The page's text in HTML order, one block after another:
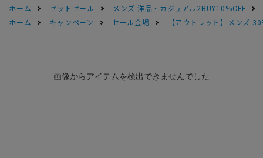
ホーム
セットセール
メンズ 洋品・カジュアル2BUY10%OFF
ホーム
キャンペーン セール会場 【アウトレット】メンズ